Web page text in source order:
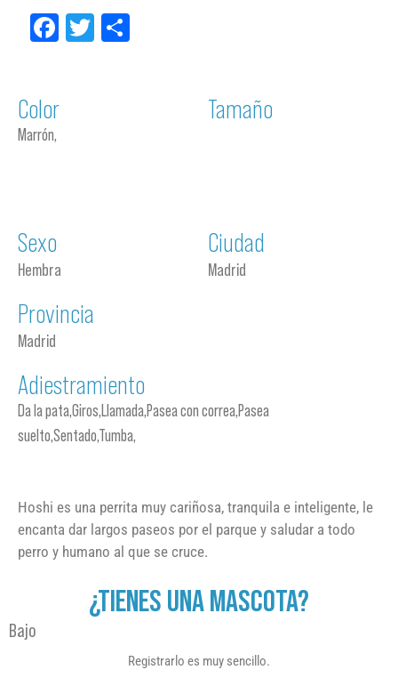
Facebook
Twitter
Color
Marrón,
Tamaño
Sexo
Hembra
Ciudad
Madrid
Provincia
Madrid
Adiestramiento
Da la pata,Giros,Llamada,Pasea con correa,Pasea
suelto,Sentado,Tumba,
Hoshi es una perrita muy cariñosa, tranquila e inteligente, le
encanta dar largos paseos por el parque y saludar a todo
perro y humano al que se cruce.
¿TIENES UNA MASCOTA?
Bajo
Registrarlo es muy sencillo.